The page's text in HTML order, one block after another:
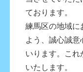
ております。
練馬区の地域に
よう、誠心誠意
いります。これ
いたします。